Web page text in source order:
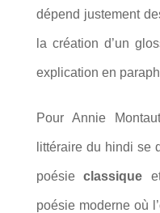
dépend justement
la création d’un
explication en
Pour Annie
littéraire du hindi se
poésieclassique
poésie moderne où